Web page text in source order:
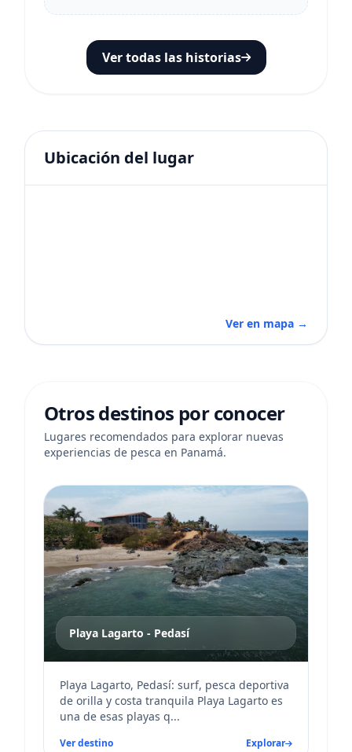
Ver todas las historias
Ubicación del lugar
Ver en mapa →
Otros destinos por conocer
Lugares recomendados para explorar nuevas
experiencias de pesca en Panamá.
Playa Lagarto - Pedasí
Playa Lagarto, Pedasí: surf, pesca deportiva
de orilla y costa tranquila Playa Lagarto es
una de esas playas q...
Ver destino Explorar